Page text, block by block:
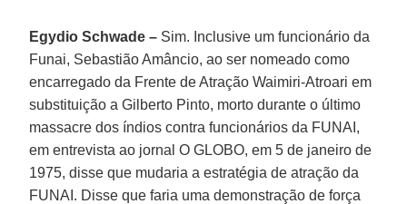
Egydio Schwade – Sim. Inclusive um funcionário da
Funai, Sebastião Amâncio, ao ser nomeado como
encarregado da Frente de Atração Waimiri-Atroari em
substituição a Gilberto Pinto, morto durante o último
massacre dos índios contra funcionários da FUNAI,
em entrevista ao jornal O GLOBO, em 5 de janeiro de
1975, disse que mudaria a estratégia de atração da
FUNAI. Disse que faria uma demonstração de força